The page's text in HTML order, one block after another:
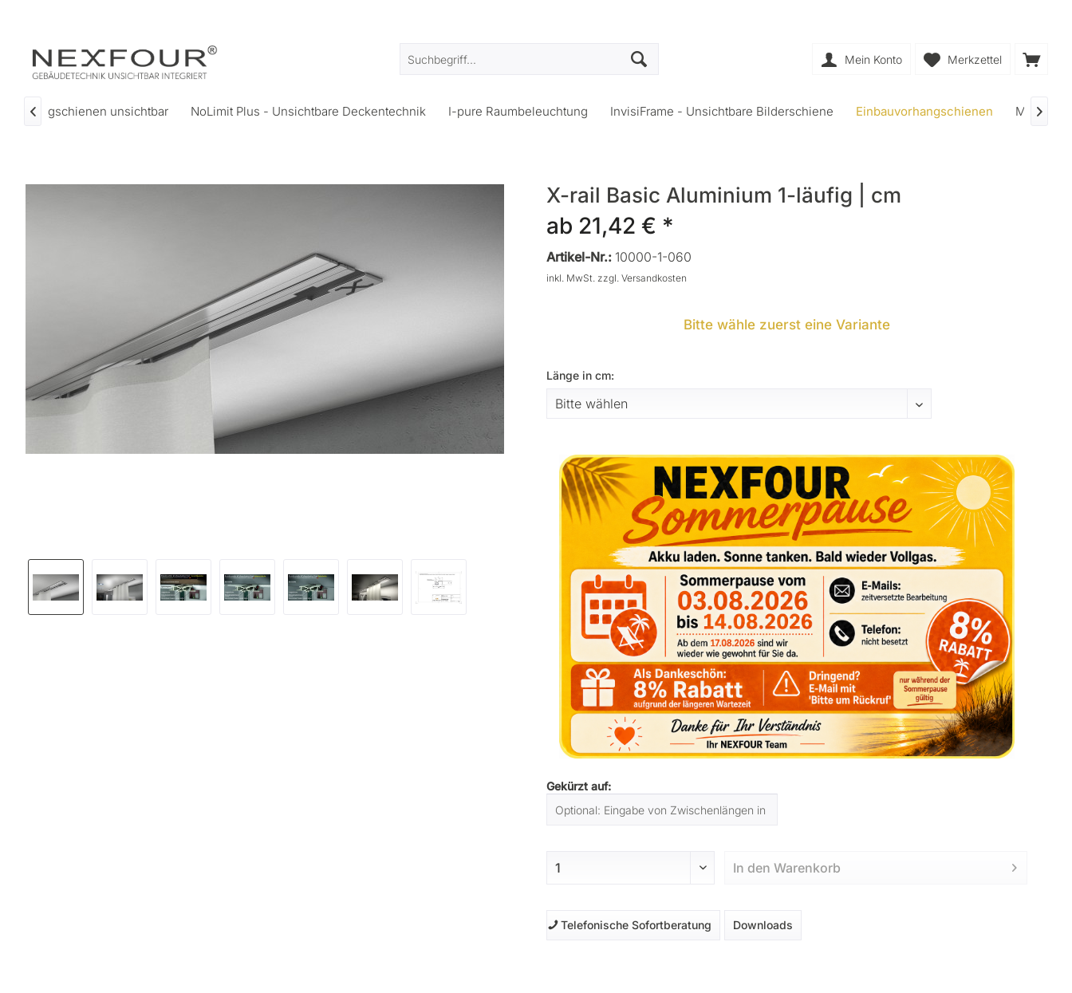
Merkzettel
Mein Konto
Vorhangschienen unsichtbar NoLimit Plus - Unsichtbare Deckentechnik I-pure Raumbeleuchtung InvisiFrame - Unsichtbare Bilderschiene Einbauvorhangschienen Muster
 
X-rail Basic Aluminium 1-läufig | cm
ab 21,42 € *
Artikel-Nr.: 10000-1-060
inkl. MwSt. zzgl. Versandkosten
Bitte wähle zuerst eine Variante
Länge in cm:
Gekürzt auf:
In den Warenkorb
Telefonische Sofortberatung Downloads